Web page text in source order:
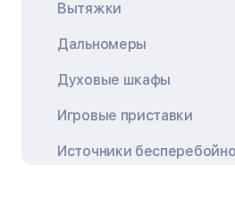
Вытяжки
Дальномеры
Духовые шкафы
Игровые приставки
Источники